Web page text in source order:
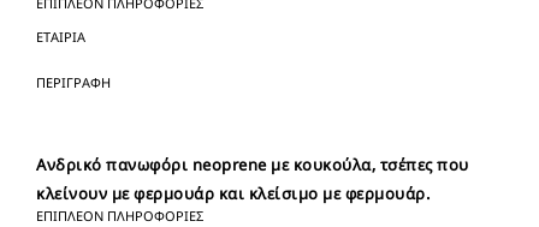
ΕΤΑΙΡΊΑ
ΠΕΡΙΓΡΑΦΉ
Ανδρικό πανωφόρι neoprene με κουκούλα, τσέπες που
κλείνουν με φερμουάρ και κλείσιμο με φερμουάρ.
ΕΠΙΠΛΈΟΝ ΠΛΗΡΟΦΟΡΊΕΣ